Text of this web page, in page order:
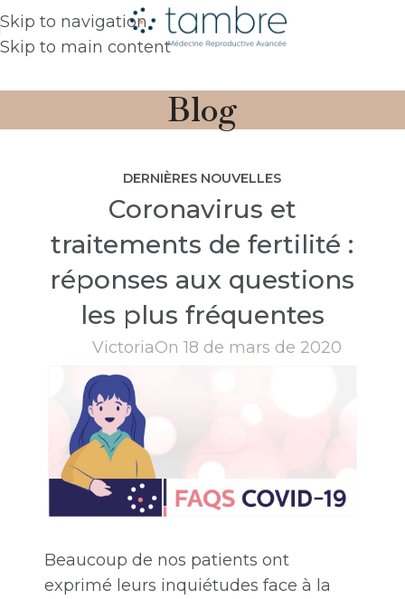
Skip to navigation
Skip to main content
Blog
DERNIÈRES NOUVELLES
Coronavirus et
traitements de fertilité :
réponses aux questions
les plus fréquentes
VictoriaOn 18 de mars de 2020
Beaucoup de nos patients ont
exprimé leurs inquiétudes face à la